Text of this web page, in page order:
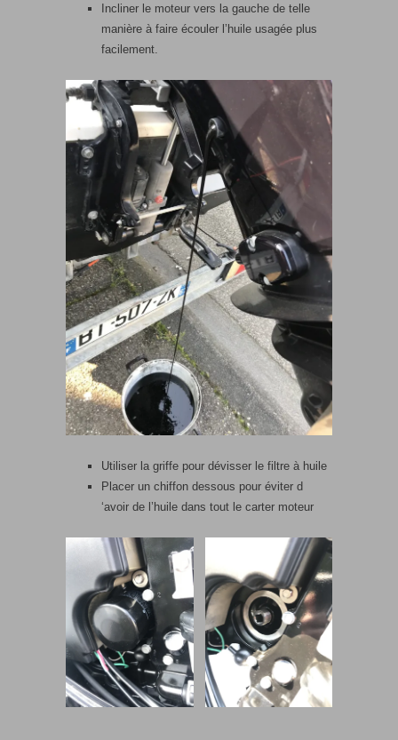
Incliner le moteur vers la gauche de telle
manière à faire écouler l’huile usagée plus
facilement.
Utiliser la griffe pour dévisser le filtre à huile
Placer un chiffon dessous pour éviter d
‘avoir de l’huile dans tout le carter moteur